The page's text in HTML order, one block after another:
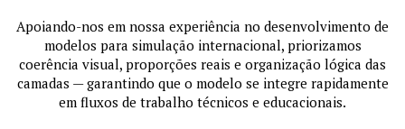
Apoiando-nos em nossa experiência no desenvolvimento de
modelos para simulação internacional, priorizamos
coerência visual, proporções reais e organização lógica das
camadas — garantindo que o modelo se integre rapidamente
em fluxos de trabalho técnicos e educacionais.